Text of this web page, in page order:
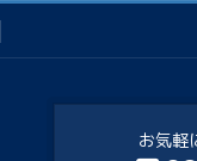
お気軽